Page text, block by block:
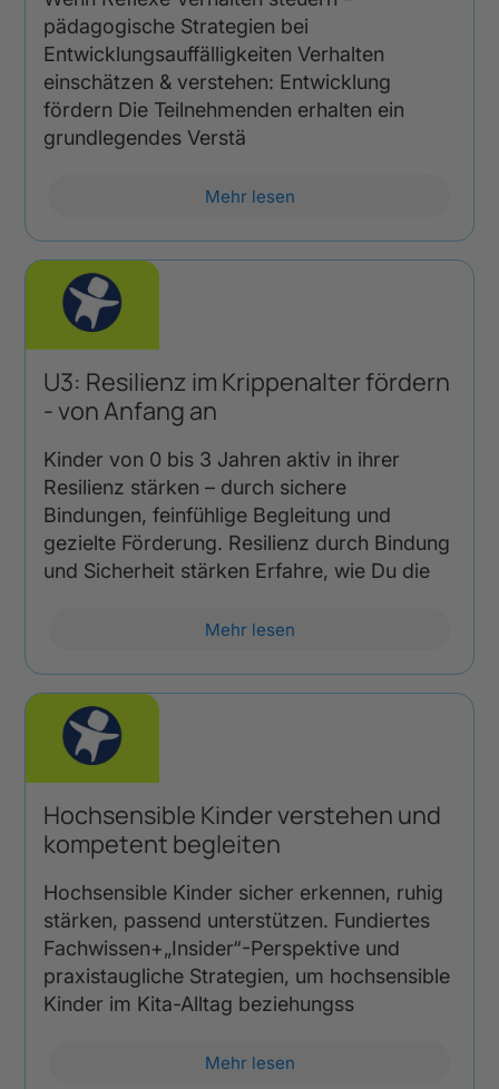
pädagogische Strategien bei
Entwicklungsauffälligkeiten Verhalten
einschätzen & verstehen: Entwicklung
fördern Die Teilnehmenden erhalten ein
grundlegendes Verstä
Mehr lesen
U3: Resilienz im Krippenalter fördern
- von Anfang an
Kinder von 0 bis 3 Jahren aktiv in ihrer
Resilienz stärken – durch sichere
Bindungen, feinfühlige Begleitung und
gezielte Förderung. Resilienz durch Bindung
und Sicherheit stärken Erfahre, wie Du die
Mehr lesen
Hochsensible Kinder verstehen und
kompetent begleiten
Hochsensible Kinder sicher erkennen, ruhig
stärken, passend unterstützen. Fundiertes
Fachwissen+„Insider“-Perspektive und
praxistaugliche Strategien, um hochsensible
Kinder im Kita-Alltag beziehungss
Mehr lesen